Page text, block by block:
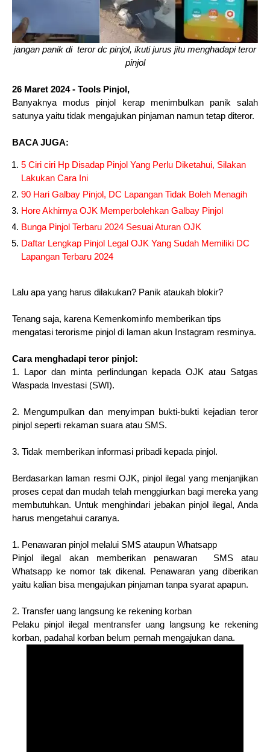
jangan panik di teror dc pinjol, ikuti jurus jitu menghadapi teror
pinjol
26 Maret 2024 - Tools Pinjol,
Banyaknya modus pinjol kerap menimbulkan panik salah
satunya yaitu tidak mengajukan pinjaman namun tetap diteror.
BACA JUGA:
5 Ciri ciri Hp Disadap Pinjol Yang Perlu Diketahui, Silakan
Lakukan Cara Ini
90 Hari Galbay Pinjol, DC Lapangan Tidak Boleh Menagih
Hore Akhirnya OJK Memperbolehkan Galbay Pinjol
Bunga Pinjol Terbaru 2024 Sesuai Aturan OJK
Daftar Lengkap Pinjol Legal OJK Yang Sudah Memiliki DC
Lapangan Terbaru 2024
Lalu apa yang harus dilakukan? Panik ataukah blokir?
Tenang saja, karena Kemenkominfo memberikan tips
mengatasi terorisme pinjol di laman akun Instagram resminya.
Cara menghadapi teror pinjol:
1. Lapor dan minta perlindungan kepada OJK atau Satgas
Waspada Investasi (SWI).
2. Mengumpulkan dan menyimpan bukti-bukti kejadian teror
pinjol seperti rekaman suara atau SMS.
3. Tidak memberikan informasi pribadi kepada pinjol.
Berdasarkan laman resmi OJK, pinjol ilegal yang menjanjikan
proses cepat dan mudah telah menggiurkan bagi mereka yang
membutuhkan. Untuk menghindari jebakan pinjol ilegal, Anda
harus mengetahui caranya.
1. Penawaran pinjol melalui SMS ataupun Whatsapp
Pinjol ilegal akan memberikan penawaran SMS atau
Whatsapp ke nomor tak dikenal. Penawaran yang diberikan
yaitu kalian bisa mengajukan pinjaman tanpa syarat apapun.
2. Transfer uang langsung ke rekening korban
Pelaku pinjol ilegal mentransfer uang langsung ke rekening
korban, padahal korban belum pernah mengajukan dana.